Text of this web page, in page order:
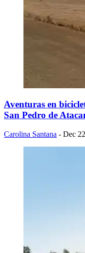
Aventuras en
San Pedro de
Carolina Santana - Dec